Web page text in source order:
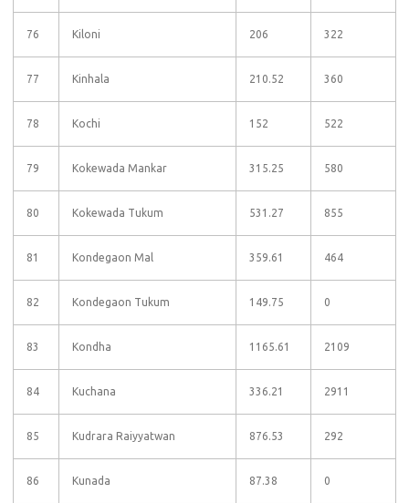
76 Kiloni 206 322
77 Kinhala 210.52 360
78 Kochi 152 522
79 Kokewada Mankar 315.25 580
80 Kokewada Tukum 531.27 855
81 Kondegaon Mal 359.61 464
82 Kondegaon Tukum 149.75 0
83 Kondha 1165.61 2109
84 Kuchana 336.21 2911
85 Kudrara Raiyyatwan 876.53 292
86 Kunada 87.38 0